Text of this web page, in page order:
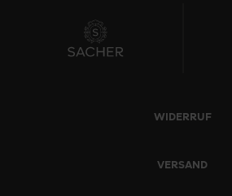
WIDERRUF
VERSAND